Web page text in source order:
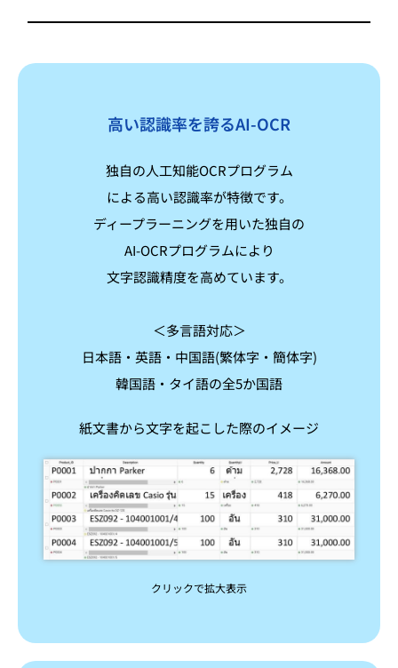
高い認識率を誇るAI-OCR
独自の人工知能OCRプログラム
による高い認識率が特徴です。
ディープラーニングを用いた独自の
AI-OCRプログラムにより
文字認識精度を高めています。
＜多言語対応＞
日本語・英語・中国語(繁体字・簡体字)
韓国語・タイ語の全5か国語
紙文書から文字を起こした際のイメージ
クリックで拡大表示